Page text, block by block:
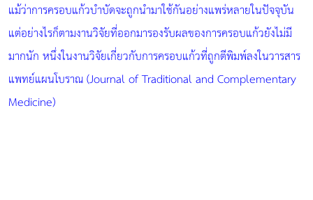
แม้ว่าการครอบแก้วบำบัดจะถูกนำมาใช้กันอย่างแพร่หลายในปัจจุบัน
แต่อย่างไรก็ตามงานวิจัยที่ออกมารองรับผลของการครอบแก้วยังไม่มี
มากนัก หนึ่งในงานวิจัยเกี่ยวกับการครอบแก้วที่ถูกตีพิมพ์ลงในวารสาร
แพทย์แผนโบราณ (Journal of Traditional and Complementary
Medicine)